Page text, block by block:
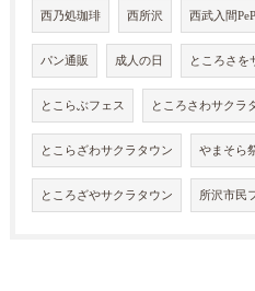
西乃処珈琲 西所沢 西武入間
パン通販 成人の日 ところさを
とこらぶフェス ところさわサクラ
とこらざわサクラタウン やまそら
ところざやサクラタウン 所沢市民